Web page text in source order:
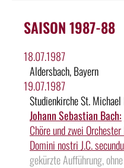
SAISON 1987-88
18.07.1987
Aldersbach, Bayern
19.07.1987
Studienkirche St. Michael
Johann Sebastian Bach:
Chöre und zwei
Domini nostri J.C.
gekürzte Aufführung,